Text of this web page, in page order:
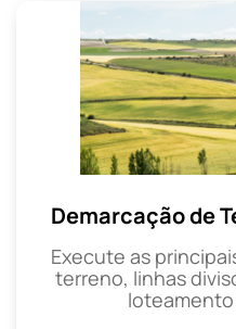
Demarcação de
Execute as
terreno, linhas